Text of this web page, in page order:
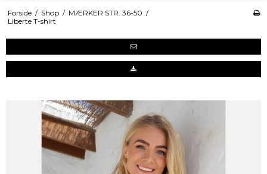
Forside / Shop / MÆRKER STR. 36-50 /
Liberte T-shirt